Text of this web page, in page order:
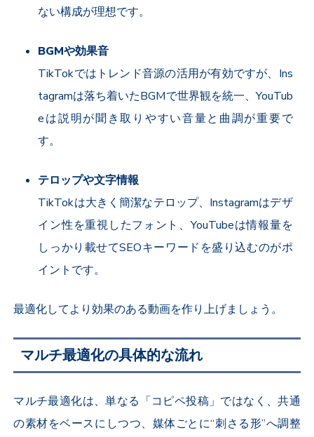
ない構成が理想です。
BGMや効果音
TikTokではトレンド音源の活用が有効ですが、 Ins
tagramは落ち着いたBGMで世界観を統一、YouTub
eは説明が聞き取りやすい音量と曲調が重要で
す。
テロップや文字情報
TikTokは大きく簡潔なテロップ、 Instagramはデザ
イン性を重視したフォント、YouTubeは情報量を
しっかり載せてSEOキーワードを盛り込むのがポ
イントです。
最適化してより効果のある動画を作り上げましょう。
マルチ最適化の具体的な流れ
マルチ最適化は、単なる「コピペ投稿」ではなく、共通
の素材をベースにしつつ、媒体ごとに“刺さる形”へ調整